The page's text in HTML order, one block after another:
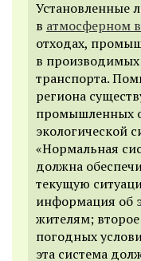
Установленные
в атмосферном
отходах,
в производимых
транспорта.
региона
промышленных
экологической
«Нормальная
должна
текущую
информация об
жителям;
погодных
эта система